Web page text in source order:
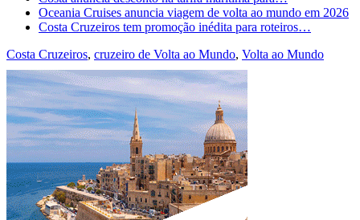
Oceania Cruises anuncia viagem de volta ao mundo em 2026
Costa Cruzeiros tem promoção inédita para roteiros…
Costa Cruzeiros, cruzeiro de Volta ao Mundo, Volta ao Mundo